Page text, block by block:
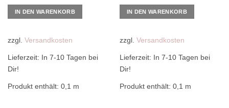
IN DEN WARENKORB
zzgl. Versandkosten
Lieferzeit: In 7-10 Tagen bei
Dir!
Produkt enthält: 0,1 m
IN DEN WARENKORB
zzgl. Versandkosten
Lieferzeit: In 7-10 Tagen bei
Dir!
Produkt enthält: 0,1 m